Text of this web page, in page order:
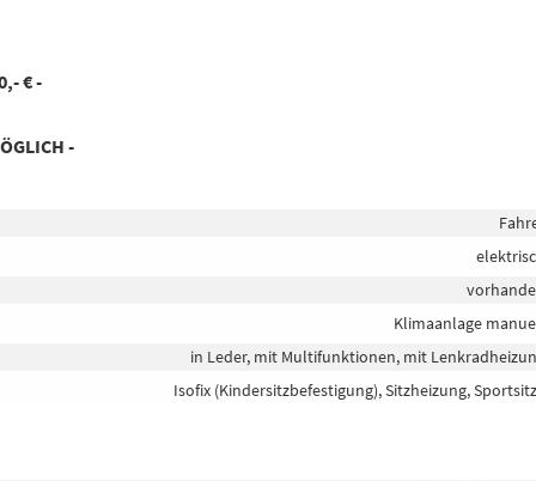
€ -
-
Klimaanlage
in Leder, mit Multifunktionen, mit
Isofix (Kindersitzbefestigung), Sitzheizung,